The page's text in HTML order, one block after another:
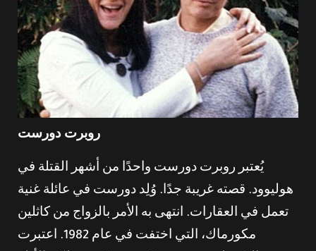
روبرت دورست
يُعتبر روبرت دورست واحدًا من أشهر القتلة في
هوليوود. قصته غريبة جدًا. وُلِد دورست في عائلة غنية
تعمل في العقارات. انتهى به الأمر بالزواج من كاثلين
مكورماك، التي اختفت في عام 1982. اعتبرت